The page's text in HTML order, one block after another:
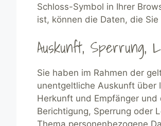
Schloss-Symbol in Ihrer
ist, können die Daten, die
Auskunft, Sperrung,
Sie haben im Rahmen der
unentgeltliche Auskunft über
Herkunft und Empfänger
Berichtigung, Sperrung oder